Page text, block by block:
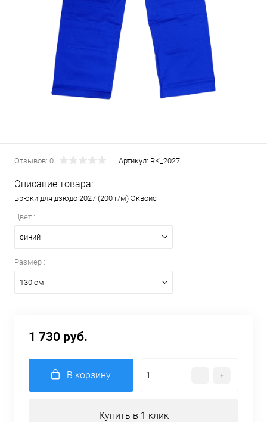
Отзывов: 0 Артикул: RK_2027
Описание товара:
Брюки для дзюдо 2027 (200 г/м) Эквоис
Цвет :
синий
Размер :
130 см
1 730 руб.
В корзину
Купить в 1 клик